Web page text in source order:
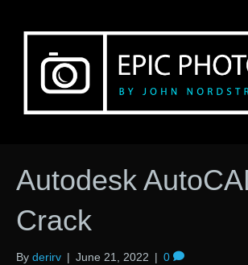
Autodesk
Crack
By derirv | June 21, 2022 | 0